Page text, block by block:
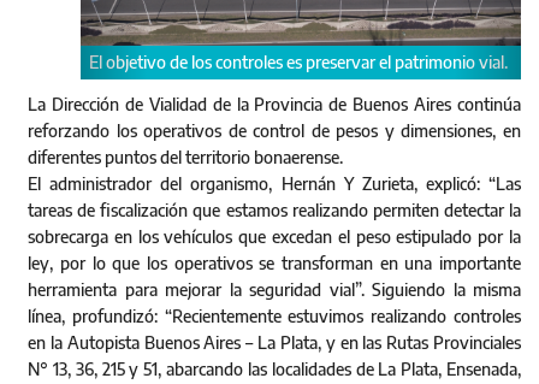
El objetivo de los controles es preservar el patrimonio vial.
La Dirección de Vialidad de la Provincia de Buenos Aires continúa
reforzando los operativos de control de pesos y dimensiones, en
diferentes puntos del territorio bonaerense.
El administrador del organismo, Hernán Y Zurieta, explicó: “Las
tareas de fiscalización que estamos realizando permiten detectar la
sobrecarga en los vehículos que excedan el peso estipulado por la
ley, por lo que los operativos se transforman en una importante
herramienta para mejorar la seguridad vial”. Siguiendo la misma
línea, profundizó: “Recientemente estuvimos realizando controles
en la Autopista Buenos Aires – La Plata, y en las Rutas Provinciales
N° 13, 36, 215 y 51, abarcando las localidades de La Plata, Ensenada,